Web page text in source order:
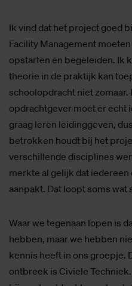
Ik vind dat het project goed
Facility Management
opstarten en begeleiden. Ik
theorie in de praktijk kan
schoolopdracht niet zomaar.
opdrachtgever moet er echt
graag leren leidinggeven,
betrokken houdt bij het
verschillende disciplines
merkte al gelijk dat
aanpakt. Dat loopt soms wat
Waar we tegenaan lopen is
hebben, maar we hebben
kennis heeft in ons groepje.
ontbreek is Civiele